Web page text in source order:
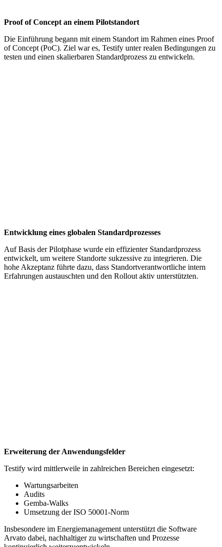
Proof of Concept an einem Pilotstandort
Die Einführung begann mit einem Standort im Rahmen eines Proof
of Concept (PoC). Ziel war es, Testify unter realen Bedingungen zu
testen und einen skalierbaren Standardprozess zu entwickeln.
Entwicklung eines globalen Standardprozesses
Auf Basis der Pilotphase wurde ein effizienter Standardprozess
entwickelt, um weitere Standorte sukzessive zu integrieren. Die
hohe Akzeptanz führte dazu, dass Standortverantwortliche intern
Erfahrungen austauschten und den Rollout aktiv unterstützten.
Erweiterung der Anwendungsfelder
Testify wird mittlerweile in zahlreichen Bereichen eingesetzt:
Wartungsarbeiten
Audits
Gemba-Walks
Umsetzung der ISO 50001-Norm
Insbesondere im Energiemanagement unterstützt die Software
Arvato dabei, nachhaltiger zu wirtschaften und Prozesse